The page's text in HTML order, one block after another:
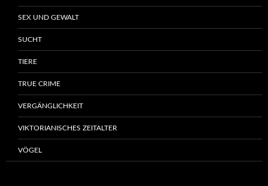
SEX UND GEWALT
SUCHT
TIERE
TRUE CRIME
VERGÄNGLICHKEIT
VIKTORIANISCHES ZEITALTER
VÖGEL